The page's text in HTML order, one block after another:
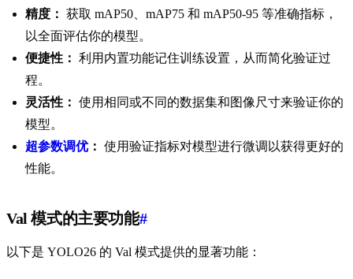
精度： 获取 mAP50、mAP75 和 mAP50-95 等准确指标，
以全面评估你的模型。
便捷性： 利用内置功能记住训练设置，从而简化验证过
程。
灵活性： 使用相同或不同的数据集和图像尺寸来验证你的
模型。
超参数调优： 使用验证指标对模型进行微调以获得更好的
性能。
Val 模式的主要功能#
以下是 YOLO26 的 Val 模式提供的显著功能：